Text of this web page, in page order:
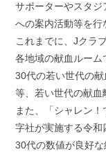
サポーターやスタジ
への案内活動等を行
これまでに、Jクラ
各地域の献血ルーム
30代の若い世代の
等、若い世代の献血
また、「シャレン
字社が実施する令和
30代の数値が良好